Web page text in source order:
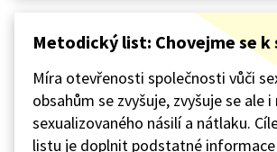
Metodický list: Chovejme se k
Míra otevřenosti společnosti vůči
obsahům se zvyšuje, zvyšuje se ale i
sexualizovaného násilí a nátlaku.
listu je doplnit podstatné